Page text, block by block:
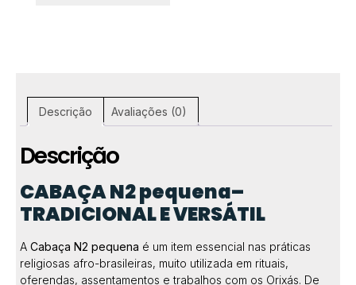
Descrição Avaliações (0)
Descrição
CABAÇA N2 pequena–
TRADICIONAL E VERSÁTIL
A Cabaça N2 pequena é um item essencial nas práticas
religiosas afro-brasileiras, muito utilizada em rituais,
oferendas, assentamentos e trabalhos com os Orixás. De